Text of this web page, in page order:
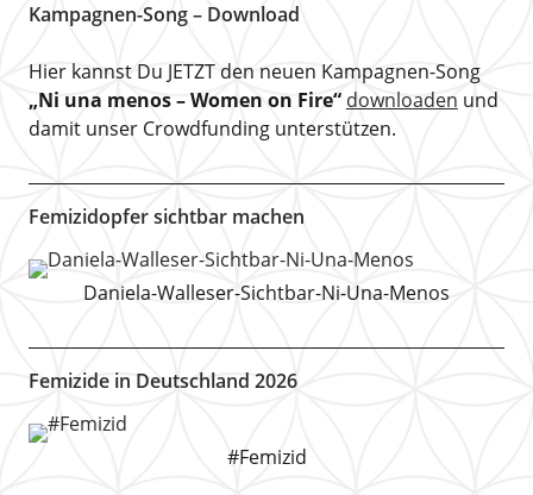
Kampagnen-Song – Download
Hier kannst Du JETZT den neuen Kampagnen-Song
„Ni una menos – Women on Fire“ downloaden und
damit unser Crowdfunding unterstützen.
Femizidopfer sichtbar machen
Daniela-Walleser-Sichtbar-Ni-Una-Menos
Femizide in Deutschland 2026
#Femizid